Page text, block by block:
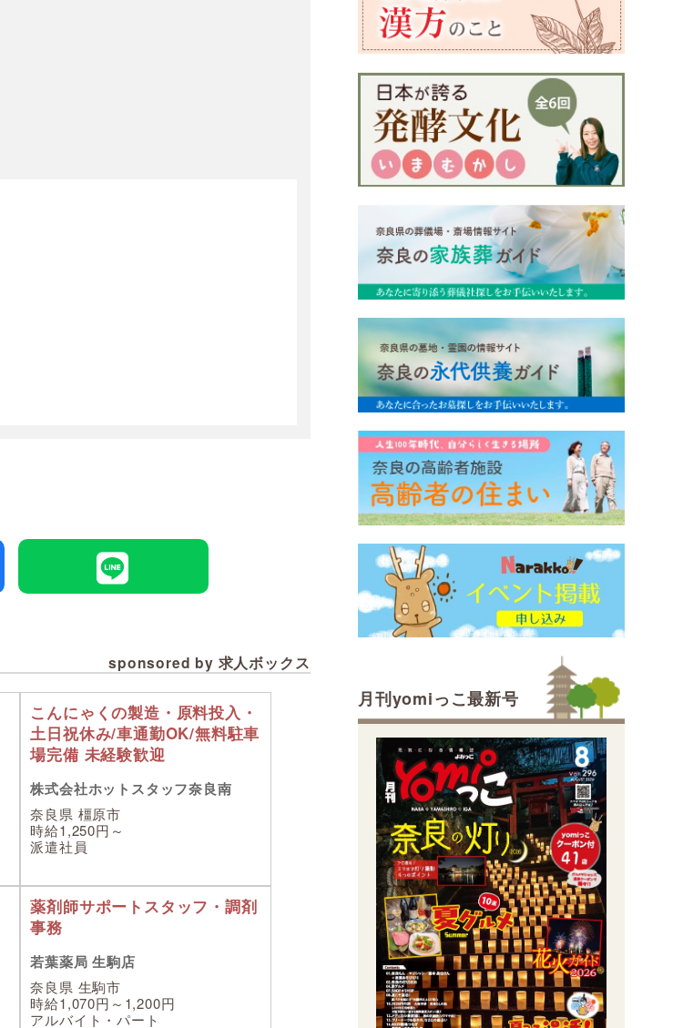
sponsored by 求人ボックス
こんにゃくの製造・原料投入・
土日祝休み/車通勤OK/無料駐車
場完備 未経験歓迎
株式会社ホットスタッフ奈良南
奈良県 橿原市
時給1,250円～
派遣社員
薬剤師サポートスタッフ・調剤
事務
若葉薬局 生駒店
奈良県 生駒市
時給1,070円～1,200円
アルバイト・パート
月刊yomiっこ最新号